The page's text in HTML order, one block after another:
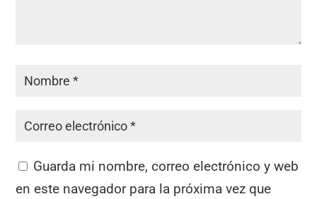
Guarda mi nombre, correo electrónico y web
en este navegador para la próxima vez que